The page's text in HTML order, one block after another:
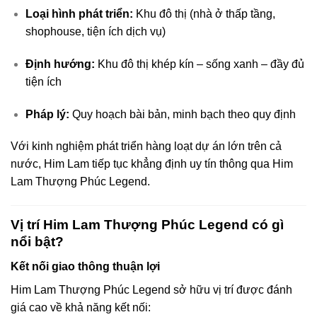
Loại hình phát triển: Khu đô thị (nhà ở thấp tầng,
shophouse, tiện ích dịch vụ)
Định hướng: Khu đô thị khép kín – sống xanh – đầy đủ
tiện ích
Pháp lý: Quy hoạch bài bản, minh bạch theo quy định
Với kinh nghiệm phát triển hàng loạt dự án lớn trên cả
nước, Him Lam tiếp tục khẳng định uy tín thông qua Him
Lam Thượng Phúc Legend.
Vị trí Him Lam Thượng Phúc Legend có gì
nổi bật?
Kết nối giao thông thuận lợi
Him Lam Thượng Phúc Legend sở hữu vị trí được đánh
giá cao về khả năng kết nối: